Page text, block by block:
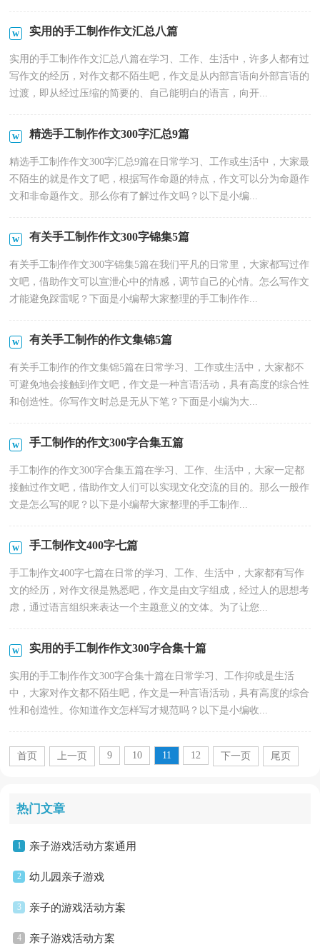
实用的手工制作作文汇总八篇
实用的手工制作作文汇总八篇在学习、工作、生活中，许多人都有过
写作文的经历，对作文都不陌生吧，作文是从内部言语向外部言语的
过渡，即从经过压缩的简要的、自己能明白的语言，向开...
精选手工制作作文300字汇总9篇
精选手工制作作文300字汇总9篇在日常学习、工作或生活中，大家最
不陌生的就是作文了吧，根据写作命题的特点，作文可以分为命题作
文和非命题作文。那么你有了解过作文吗？以下是小编...
有关手工制作作文300字锦集5篇
有关手工制作作文300字锦集5篇在我们平凡的日常里，大家都写过作
文吧，借助作文可以宣泄心中的情感，调节自己的心情。怎么写作文
才能避免踩雷呢？下面是小编帮大家整理的手工制作作...
有关手工制作的作文集锦5篇
有关手工制作的作文集锦5篇在日常学习、工作或生活中，大家都不
可避免地会接触到作文吧，作文是一种言语活动，具有高度的综合性
和创造性。你写作文时总是无从下笔？下面是小编为大...
手工制作的作文300字合集五篇
手工制作的作文300字合集五篇在学习、工作、生活中，大家一定都
接触过作文吧，借助作文人们可以实现文化交流的目的。那么一般作
文是怎么写的呢？以下是小编帮大家整理的手工制作...
手工制作文400字七篇
手工制作文400字七篇在日常的学习、工作、生活中，大家都有写作
文的经历，对作文很是熟悉吧，作文是由文字组成，经过人的思想考
虑，通过语言组织来表达一个主题意义的文体。为了让您...
实用的手工制作作文300字合集十篇
实用的手工制作作文300字合集十篇在日常学习、工作抑或是生活
中，大家对作文都不陌生吧，作文是一种言语活动，具有高度的综合
性和创造性。你知道作文怎样写才规范吗？以下是小编收...
首页 上一页 9 10 11 12 下一页 尾页
热门文章
1 亲子游戏活动方案通用
2 幼儿园亲子游戏
3 亲子的游戏活动方案
4 亲子游戏活动方案